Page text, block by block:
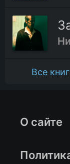
Все
О сайте